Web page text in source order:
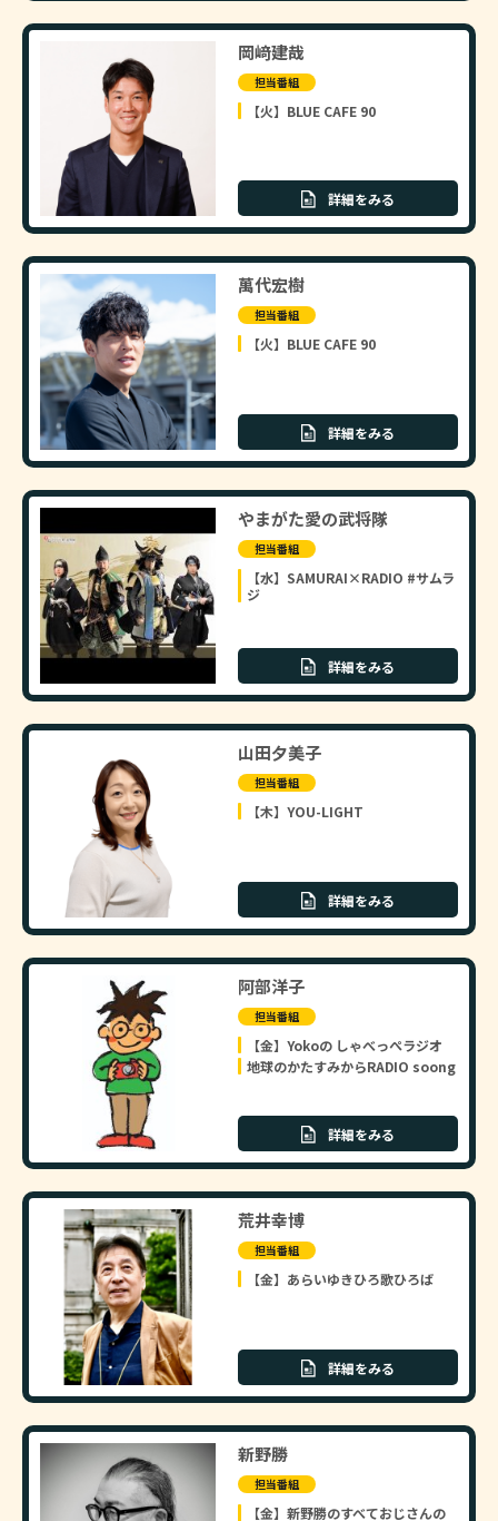
岡﨑建哉
担当番組
【火】BLUE CAFE 90
詳細をみる
萬代宏樹
担当番組
【火】BLUE CAFE 90
詳細をみる
やまがた愛の武将隊
担当番組
【水】SAMURAI×RADIO #サムラ
ジ
詳細をみる
山田夕美子
担当番組
【木】YOU-LIGHT
詳細をみる
阿部洋子
担当番組
【金】Yokoの しゃべっぺラジオ
地球のかたすみからRADIO soong
詳細をみる
荒井幸博
担当番組
【金】あらいゆきひろ歌ひろば
詳細をみる
新野勝
担当番組
【金】新野勝のすべておじさんの